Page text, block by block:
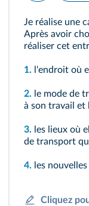
Je réalise une
Après avoir
réaliser cet
1. l'endroit où
2. le mode de
à son travail et
3. les lieux où
de transport
4. les
Cliquez